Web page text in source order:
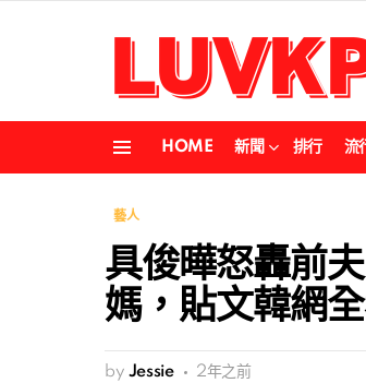
HOME 新聞 排行 流
藝人
具俊曄怒轟前
媽，貼文韓網
by Jessie 2年之前